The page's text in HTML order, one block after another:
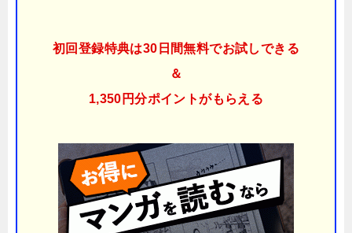
初回登録特典は30日間無料でお試しできる
＆
1,350円分ポイントがもらえる